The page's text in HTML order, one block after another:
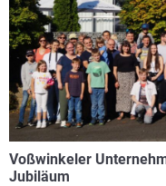
Voßwinkeler
Jubiläum